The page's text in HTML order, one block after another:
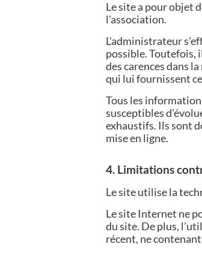
Le site a pour objet
l'association.
L'administrateur
possible. Toutefois,
des carences dans
qui lui fournissent
Tous les
susceptibles
exhaustifs. Ils sont
mise en ligne.
4. Limitations
Le site utilise la
Le site Internet ne
du site. De plus,
récent, ne